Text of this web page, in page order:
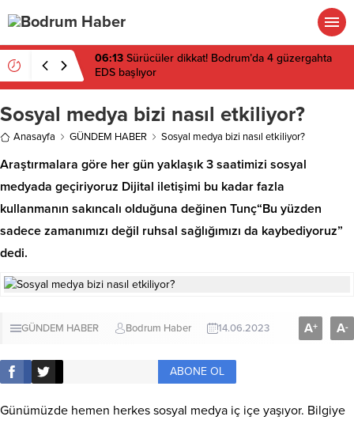
06:13 Sürücüler dikkat! Bodrum’da 4 güzergahta
EDS başlıyor
Sosyal medya bizi nasıl etkiliyor?
Anasayfa GÜNDEM HABER Sosyal medya bizi nasıl etkiliyor?
Araştırmalara göre her gün yaklaşık 3 saatimizi sosyal
medyada geçiriyoruz Dijital iletişimi bu kadar fazla
kullanmanın sakıncalı olduğuna değinen Tunç“Bu yüzden
sadece zamanımızı değil ruhsal sağlığımızı da kaybediyoruz”
dedi.
GÜNDEM HABER Bodrum Haber 14.06.2023 A+ A-
ABONE OL
Günümüzde hemen herkes sosyal medya iç içe yaşıyor. Bilgiye